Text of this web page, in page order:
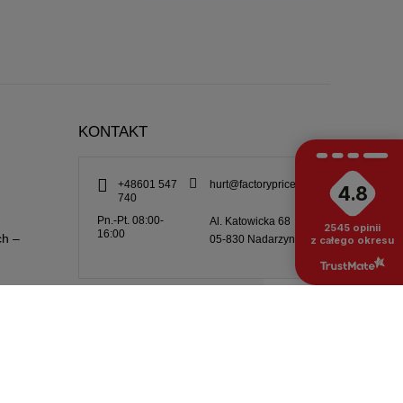
–
KONTAKT
+48601 547
740
hurt@factoryprice.eu
Pn.-Pt. 08:00-
16:00
Al. Katowicka 68
05-830 Nadarzyn
4.8
2545 opinii
z całego okresu